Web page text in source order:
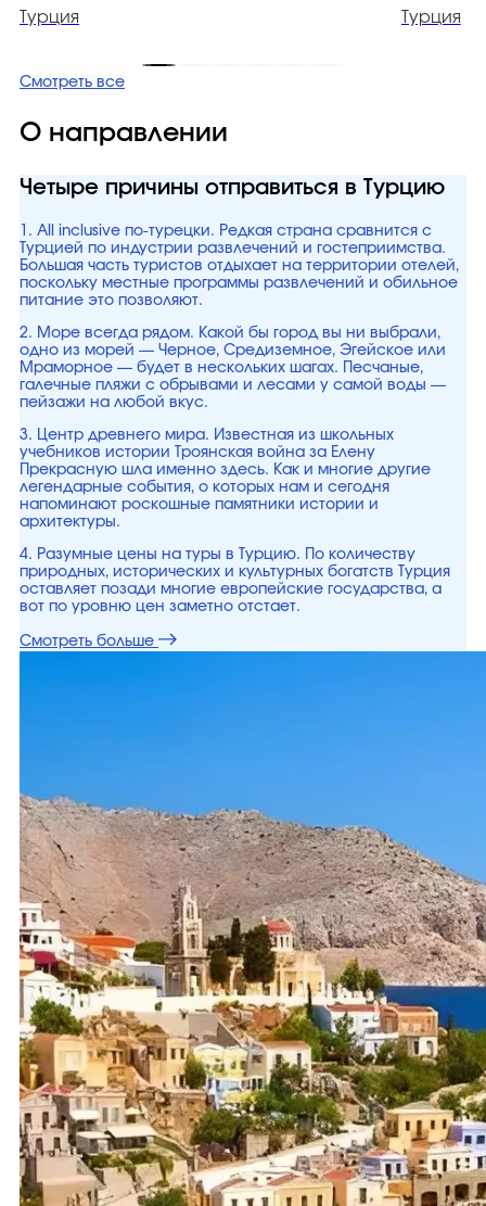
Турция Турция
Смотреть все
О направлении
Четыре причины отправиться в Турцию
1. All inclusive по-турецки. Редкая страна сравнится с
Турцией по индустрии развлечений и гостеприимства.
Большая часть туристов отдыхает на территории отелей,
поскольку местные программы развлечений и обильное
питание это позволяют.
2. Море всегда рядом. Какой бы город вы ни выбрали,
одно из морей — Черное, Средиземное, Эгейское или
Мраморное — будет в нескольких шагах. Песчаные,
галечные пляжи с обрывами и лесами у самой воды —
пейзажи на любой вкус.
3. Центр древнего мира. Известная из школьных
учебников истории Троянская война за Елену
Прекрасную шла именно здесь. Как и многие другие
легендарные события, о которых нам и сегодня
напоминают роскошные памятники истории и
архитектуры.
4. Разумные цены на туры в Турцию. По количеству
природных, исторических и культурных богатств Турция
оставляет позади многие европейские государства, а
вот по уровню цен заметно отстает.
Смотреть больше